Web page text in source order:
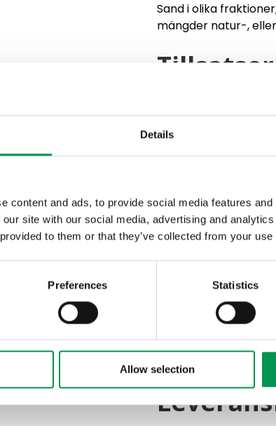
Details
content and ads, to provide social media features
site with our social media, advertising and
to them or that they’ve collected from your
Preferences Statistics
Allow selection
Sand i olika
mängder natur-,
Tillsatser
Övrigt
Trädgårdsjord E
förekommer.
träpinnar. Dessa
jorden. Frö från
sommarhalvåret.
Viktigt
Kompaktera inte
Kompaktering
förmåga att etablera